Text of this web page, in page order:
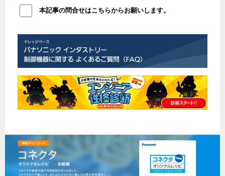
本記事の問合せはこちらからお願いします。